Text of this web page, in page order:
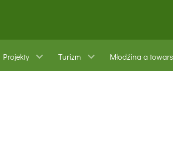
Projekty Turizm Młodźina a